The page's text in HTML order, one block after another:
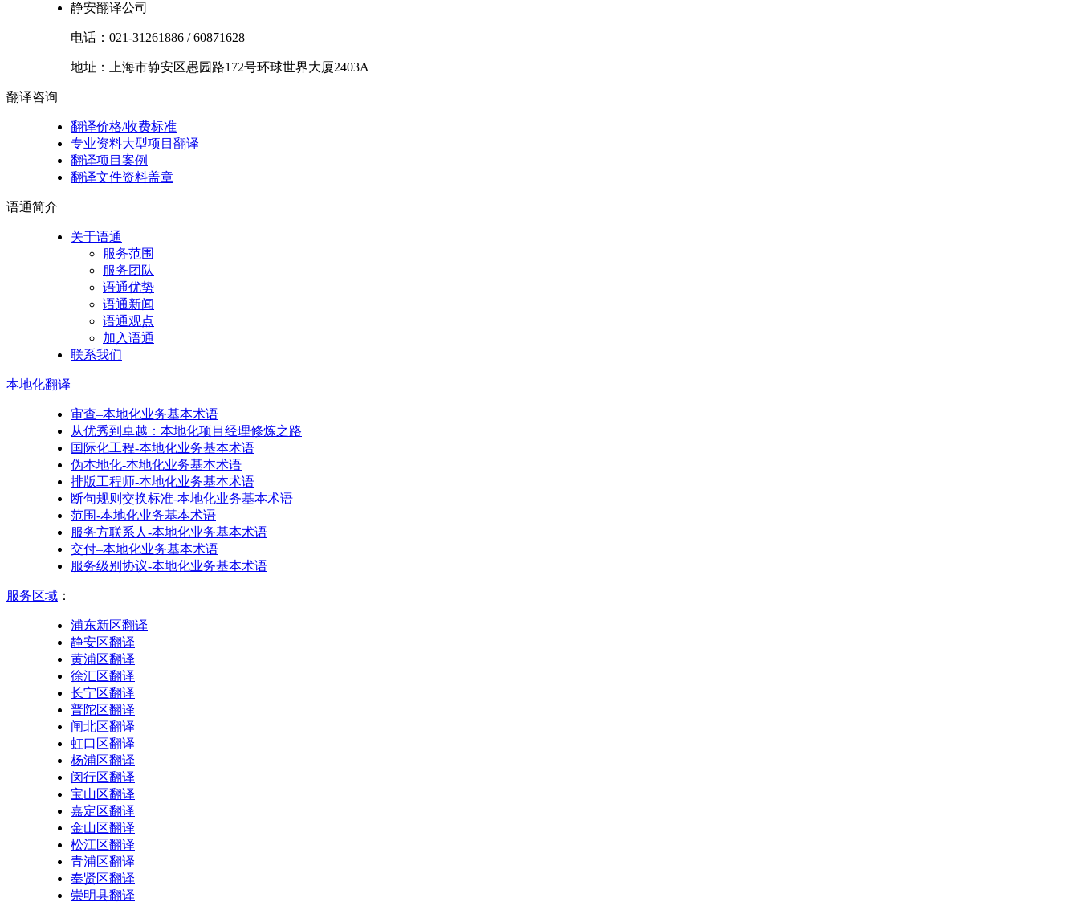
静安翻译公司
电话： 021-31261886 /60871628
地址： 上海市静安区愚园路172号环球世界大厦2403A
翻译咨询
翻译价格/收费标准
专业资料大型项目翻译
翻译项目案例
翻译文件资料盖章
语通简介
关于语通
服务范围
服务团队
语通优势
语通新闻
语通观点
加入语通
联系我们
本地化翻译
审查–本地化业务基本术语
从优秀到卓越：本地化项目经理修炼之路
国际化工程-本地化业务基本术语
伪本地化-本地化业务基本术语
排版工程师-本地化业务基本术语
断句规则交换标准-本地化业务基本术语
范围-本地化业务基本术语
服务方联系人-本地化业务基本术语
交付–本地化业务基本术语
服务级别协议-本地化业务基本术语
服务区域 ：
浦东新区翻译
静安区翻译
黄浦区翻译
徐汇区翻译
长宁区翻译
普陀区翻译
闸北区翻译
虹口区翻译
杨浦区翻译
闵行区翻译
宝山区翻译
嘉定区翻译
金山区翻译
松江区翻译
青浦区翻译
奉贤区翻译
崇明县翻译